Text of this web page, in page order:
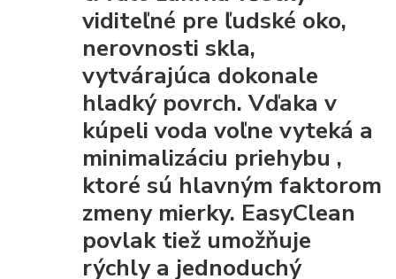
viditeľné pre ľudské oko,
nerovnosti skla,
vytvárajúca dokonale
hladký povrch. Vďakav
kúpeli voda voľne vyteká a
minimalizáciu priehybu ,
ktoré sú hlavným faktorom
zmeny mierky. EasyClean
povlak tiež umožňuje
rýchly a jednoduchý